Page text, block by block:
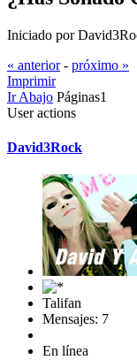
Iniciado por
« anterior- próximo »
Imprimir
Ir Abajo Páginas1
User actions
David3Rock
Talifan
Mensajes: 7
En línea